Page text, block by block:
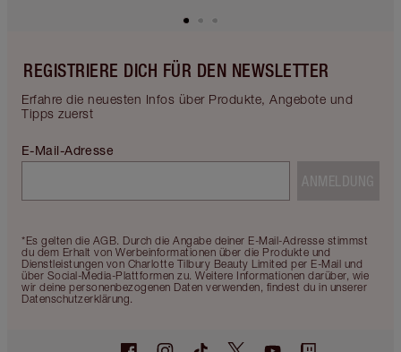
REGISTRIERE DICH FÜR DEN NEWSLETTER
Erfahre die neuesten Infos über Produkte, Angebote und
Tipps zuerst
*Es gelten die AGB. Durch die Angabe deiner E-Mail-Adresse stimmst
du dem Erhalt von Werbeinformationen über die Produkte und
Dienstleistungen von Charlotte Tilbury Beauty Limited per E-Mail und
über Social-Media-Plattformen zu. Weitere Informationen darüber, wie
wir deine personenbezogenen Daten verwenden, findest du in unserer
Datenschutzerklärung.
E-Mail-Adresse
ANMELDUNG